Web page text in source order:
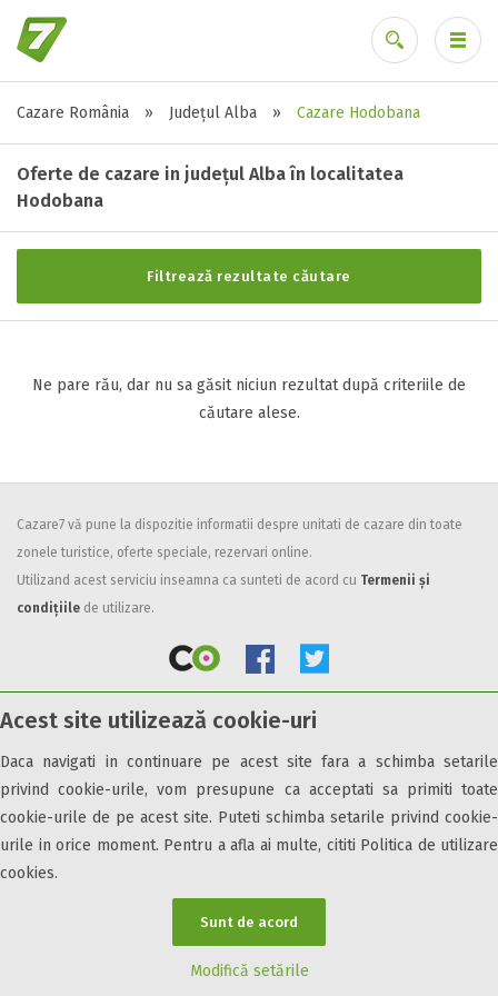
Acest site utilizează cookie-uri
Daca navigati in continuare pe acest site fara a schimba setarile
privind cookie-urile, vom presupune ca acceptati sa primiti toate
cookie-urile de pe acest site. Puteti schimba setarile privind cookie-
urile in orice moment. Pentru a afla ai multe, cititi Politica de utilizare
cookies.
Sunt de acord
Modifică setările
Cazare România » Județul Alba » Cazare Hodobana
Oferte de cazare in județul Alba în localitatea
Hodobana
Filtrează rezultate căutare
Stele / margarete
Neclasificat
1 stea / margareta
3 stele / margarete
4 stele / margarete
Selecteaza pretul
Facilități
Internet wireless
Parcare
All inclusive
Pensiune completa
Demipensiune
Mic dejun
Accepta animale
Accepta voucher vacanta
Acces persoane cu dizabilități
Ne pare rău, dar nu sa găsit niciun rezultat după criteriile de
căutare alese.
Cazare7 vă pune la dispozitie informatii despre unitati de cazare din toate
zonele turistice, oferte speciale, rezervari online.
Utilizand acest serviciu inseamna ca sunteti de acord cu Termenii și
condițiile de utilizare.
Obiective turistice Informații utile Parteneri Cazare7 Harta Cazare7